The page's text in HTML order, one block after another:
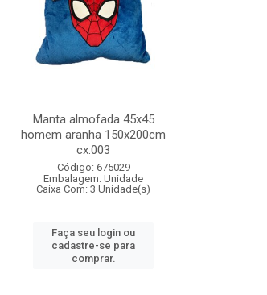
Manta almofada 45x45
homem aranha 150x200cm
cx:003
Código: 675029
Embalagem: Unidade
Caixa Com: 3 Unidade(s)
Faça seu login ou
cadastre-se para
comprar.